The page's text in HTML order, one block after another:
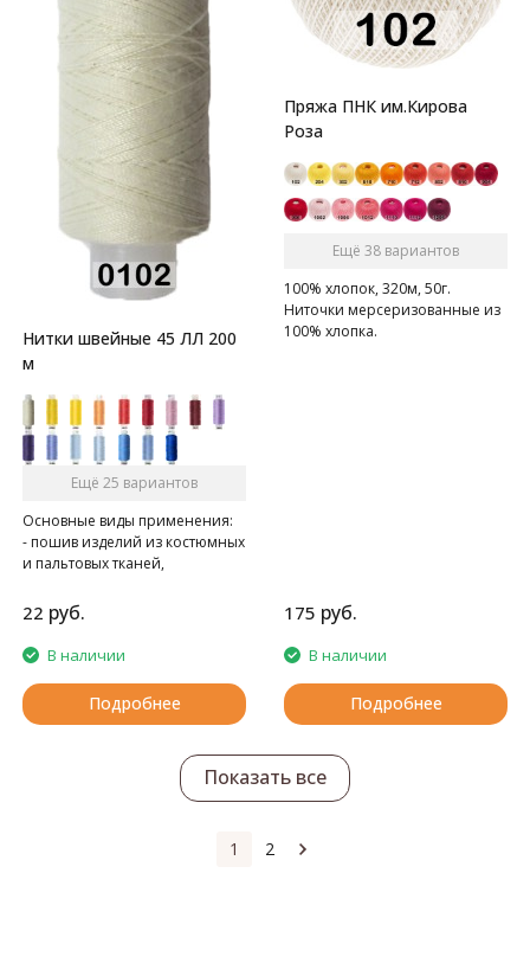
Нитки швейные 45 ЛЛ 200
м
Ещё 25 вариантов
Основные виды применения:
- пошив изделий из костюмных
и пальтовых тканей,
- при швейно-клеевом
скреплении книг в типографии
22 руб.
В наличии
Подробнее
Пряжа ПНК им.Кирова
Роза
Ещё 38 вариантов
100% хлопок, 320м, 50г.
Ниточки мерсеризованные из
100% хлопка.
175 руб.
В наличии
Подробнее
Показать все
1 2